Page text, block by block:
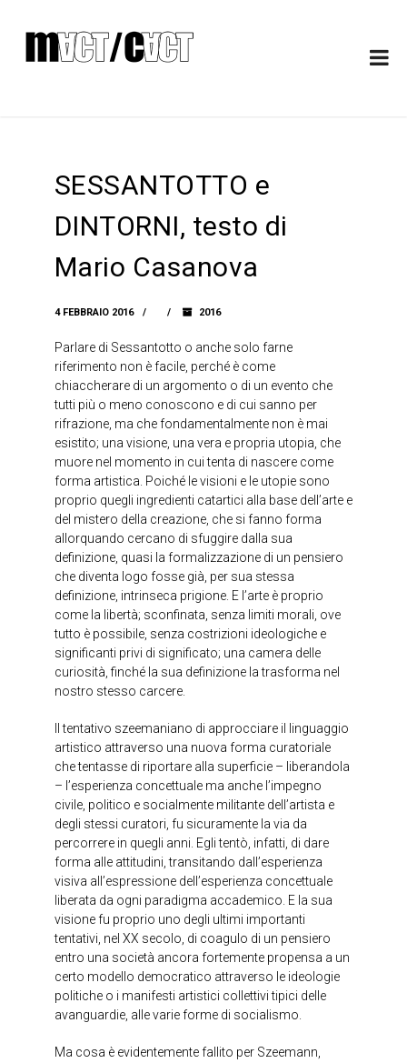
SESSANTOTTO e
DINTORNI, testo di
Mario Casanova
4 FEBBRAIO 2016 2016
Parlare di Sessantotto o anche solo farne
riferimento non è facile, perché è come
chiaccherare di un argomento o di un evento che
tutti più o meno conoscono e di cui sanno per
rifrazione, ma che fondamentalmente non è mai
esistito; una visione, una vera e propria utopia, che
muore nel momento in cui tenta di nascere come
forma artistica. Poiché le visioni e le utopie sono
proprio quegli ingredienti catartici alla base dell’arte e
del mistero della creazione, che si fanno forma
allorquando cercano di sfuggire dalla sua
definizione, quasi la formalizzazione di un pensiero
che diventa logo fosse già, per sua stessa
definizione, intrinseca prigione. E l’arte è proprio
come la libertà; sconfinata, senza limiti morali, ove
tutto è possibile, senza costrizioni ideologiche e
significanti privi di significato; una camera delle
curiosità, finché la sua definizione la trasforma nel
nostro stesso carcere.
Il tentativo szeemaniano di approcciare il linguaggio
artistico attraverso una nuova forma curatoriale
che tentasse di riportare alla superficie – liberandola
– l’esperienza concettuale ma anche l’impegno
civile, politico e socialmente militante dell’artista e
degli stessi curatori, fu sicuramente la via da
percorrere in quegli anni. Egli tentò, infatti, di dare
forma alle attitudini, transitando dall’esperienza
visiva all’espressione dell’esperienza concettuale
liberata da ogni paradigma accademico. E la sua
visione fu proprio uno degli ultimi importanti
tentativi, nel XX secolo, di coagulo di un pensiero
entro una società ancora fortemente propensa a un
certo modello democratico attraverso le ideologie
politiche o i manifesti artistici collettivi tipici delle
avanguardie, alle varie forme di socialismo.
Ma cosa è evidentemente fallito per Szeemann,